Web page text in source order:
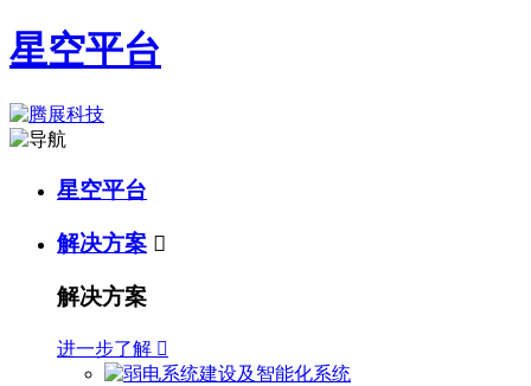
星空平台
星空平台
解决方案 
解决方案
进一步了解 